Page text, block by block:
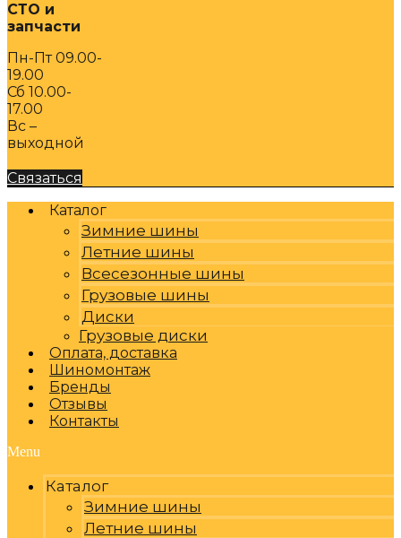
СТО и
запчасти
Пн-Пт 09.00-
19.00
Сб 10.00-
17.00
Вс –
выходной
Связаться
Каталог
Зимние шины
Летние шины
Всесезонные шины
Грузовые шины
Диски
Грузовые диски
Оплата, доставка
Шиномонтаж
Бренды
Отзывы
Контакты
Menu
Каталог
Зимние шины
Летние шины